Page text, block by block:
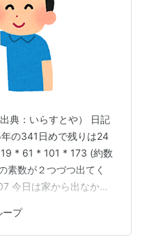
典：いらすとや） 日記
の341日めで残りは24
* 61 * 101 * 173 (約数
素数が２つづつ出てく
今日は家から出なかっ
が発生し、その間にい
Switch からのデータ移行
ープ